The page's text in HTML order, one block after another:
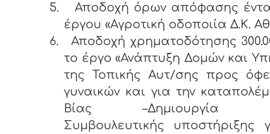
5.
Αποδοχή όρων απόφασης
έργου «Αγροτική οδοποιία Δ.Κ.
6.
Αποδοχή χρηματοδότησης
το έργο «Ανάπτυξη Δομών και
της Τοπικής Αυτ/σης προς
γυναικών και για την
Βίας –Δημιουργία
Συμβουλευτικής υποστήριξης